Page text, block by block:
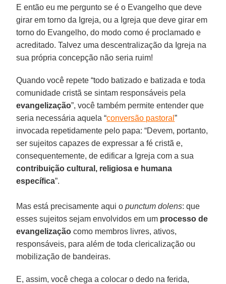
E então eu me pergunto se é o Evangelho que deve
girar em torno da Igreja, ou a Igreja que deve girar em
torno do Evangelho, do modo como é proclamado e
acreditado. Talvez uma descentralização da Igreja na
sua própria concepção não seria ruim!
Quando você repete “todo batizado e batizada e toda
comunidade cristã se sintam responsáveis pela
evangelização”, você também permite entender que
seria necessária aquela “conversão pastoral”
invocada repetidamente pelo papa: “Devem, portanto,
ser sujeitos capazes de expressar a fé cristã e,
consequentemente, de edificar a Igreja com a sua
contribuição cultural, religiosa e humana
específica”.
Mas está precisamente aqui opunctum dolens: que
esses sujeitos sejam envolvidos em um processo de
evangelização como membros livres, ativos,
responsáveis, para além de toda clericalização ou
mobilização de bandeiras.
E, assim, você chega a colocar o dedo na ferida,